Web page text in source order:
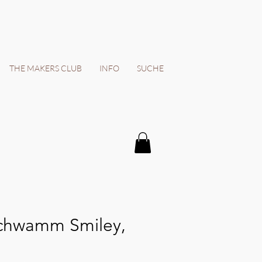
THE MAKERS CLUB INFO SUCHE
Smiley,